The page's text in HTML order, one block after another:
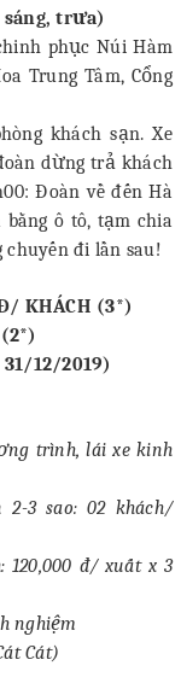
sáng, trưa)
phục Núi Hàm
Trung Tâm, Cổng
khách sạn. Xe
dừng trả khách
Đoàn về đến Hà
ô tô, tạm chia
đi lần sau!
KHÁCH (3*)
12/2019)
trình, lái xe kinh
3 sao: 02 khách/
đ/ xuất x 3
nghiệm
Cát)